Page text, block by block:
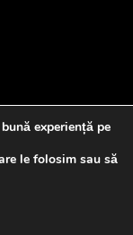
experiență pe
le folosim sau să